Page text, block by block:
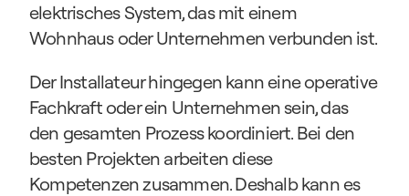
elektrisches System, das mit einem
Wohnhaus oder Unternehmen verbunden ist.
Der Installateur hingegen kann eine operative
Fachkraft oder ein Unternehmen sein, das
den gesamten Prozess koordiniert. Bei den
besten Projekten arbeiten diese
Kompetenzen zusammen. Deshalb kann es